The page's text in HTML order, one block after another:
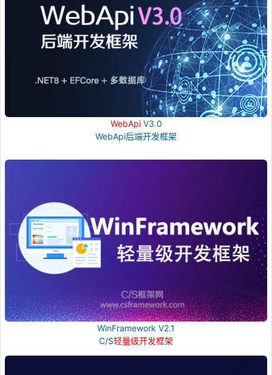
WebApiV3.0
WebApi后端开发框架
WinFramework V2.1
C/S轻量级开发框架